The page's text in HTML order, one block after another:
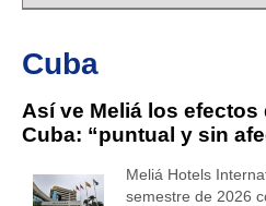
Cuba
Así ve Meliá los efectos
Cuba: “puntual y sin
Meliá Hotels
semestre de 2026